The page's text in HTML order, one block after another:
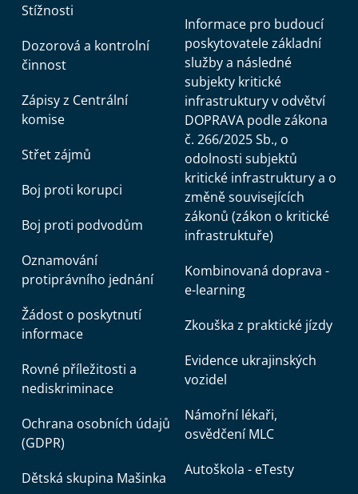
Stížnosti
Dozorová a kontrolní
činnost
Zápisy z Centrální
komise
Střet zájmů
Boj proti korupci
Boj proti podvodům
Oznamování
protiprávního jednání
Žádost o poskytnutí
informace
Rovné příležitosti a
nediskriminace
Ochrana osobních údajů
(GDPR)
Dětská skupina Mašinka
Informace pro budoucí
poskytovatele základní
služby a následné
subjekty kritické
infrastruktury v odvětví
DOPRAVA podle zákona
č. 266/2025 Sb., o
odolnosti subjektů
kritické infrastruktury a o
změně souvisejících
zákonů (zákon o kritické
infrastruktuře)
Kombinovaná doprava -
e-learning
Zkouška z praktické jízdy
Evidence ukrajinských
vozidel
Námořní lékaři,
osvědčení MLC
Autoškola - eTesty